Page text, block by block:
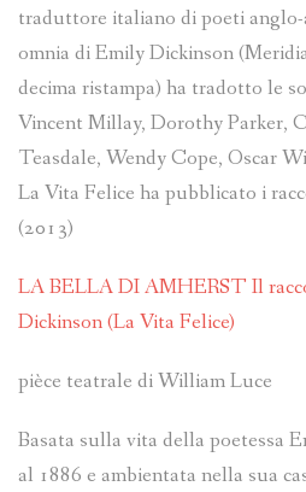
traduttore italiano di poeti anglo-
omnia di Emily Dickinson
decima ristampa) ha tradotto le
Vincent Millay, Dorothy Parker,
Teasdale, Wendy Cope, Oscar
La Vita Felice ha pubblicato i
(2013)
LA BELLA DI AMHERST Il
Dickinson (La Vita Felice)
pièce teatrale di William Luce
Basata sulla vita della poetessa
al 1886 e ambientata nella sua